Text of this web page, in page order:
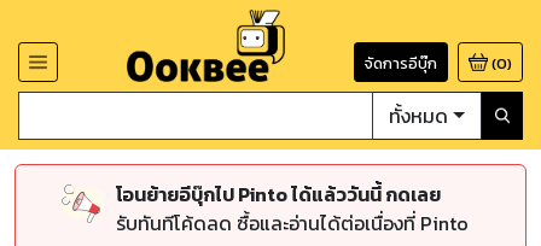
จัดการอีบุ๊ก (0)
ทั้งหมด
โอนย้ายอีบุ๊กไป Pinto ได้แล้ววันนี้ กดเลย
รับทันทีโค้ดลด ซื้อและอ่านได้ต่อเนื่องที่ Pinto